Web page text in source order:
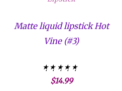
Matte liquid lipstick Hot
Vine (#3)
Valorado con
$14.99